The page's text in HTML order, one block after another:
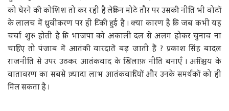
को घेरने की कोशिश तो कर रही है लेकिन मोटे तौर पर उसकी नीति भी वोटों
के लालच में ध्रुवीकरण पर ही टिकी हुई है । क्या कारण है कि जब कभी यह
चर्चा शुरु होती है कि भाजपा को अकाली दल से अलग होकर चुनाव ना
चाहिए तो पंजाब में आतंकी वारदातें बढ़ जाती हैं ? प्रकाश सिंह बादल
राजनीति से उपर उठकर आतंकवाद के ख़िलाफ़ नीति बनाएँ । अनिश्चय के
वातावरण का सबसे ज़्यादा लाभ आतंकवादियों और उनके समर्थकों को ही
मिल सकता है ।